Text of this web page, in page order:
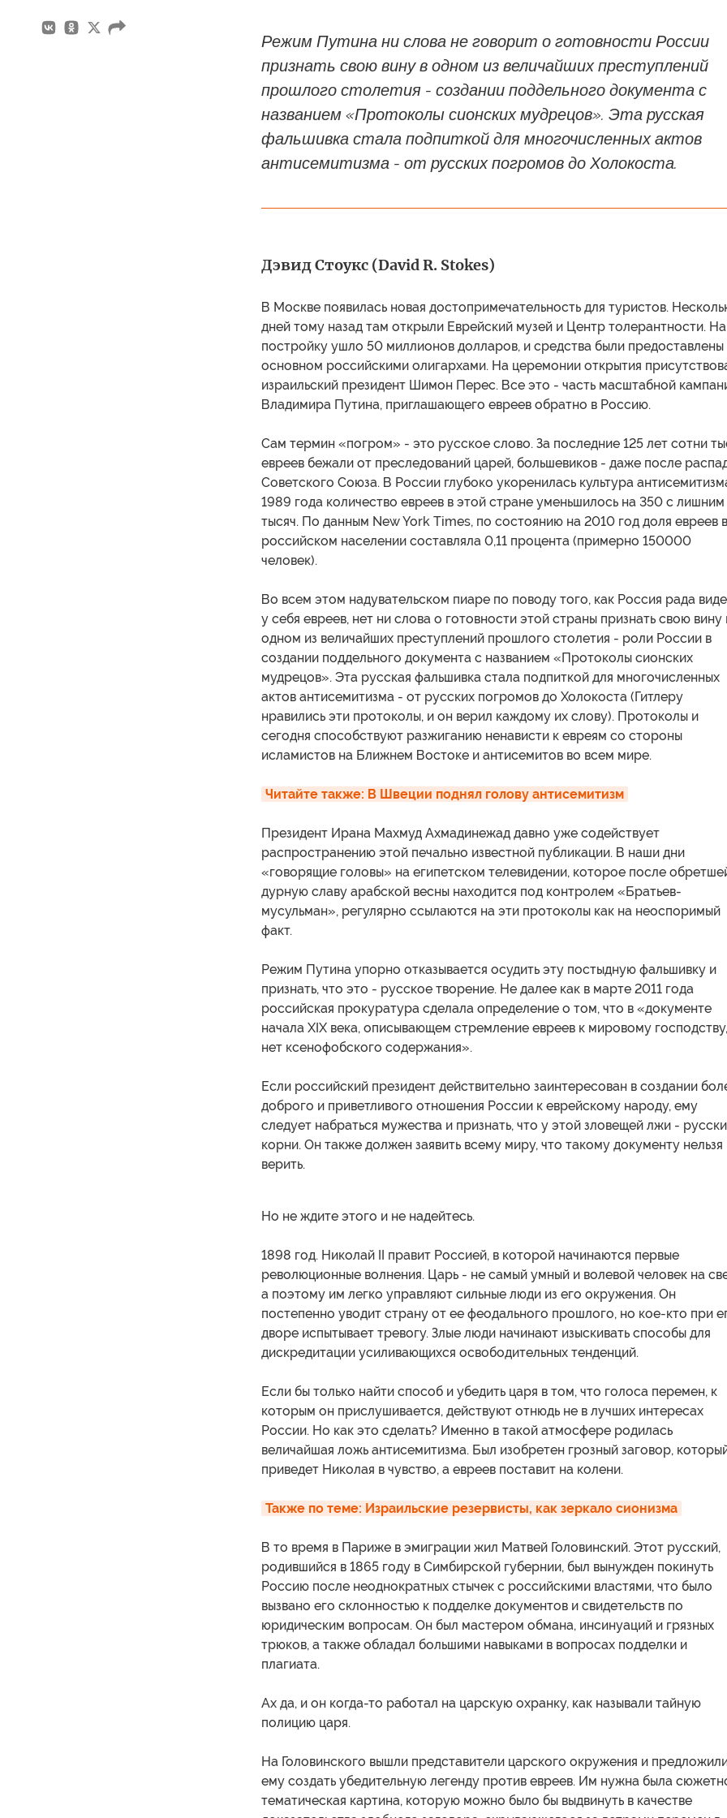
Режим Путина ни слова не говорит о готовности России
признать свою вину в одном из величайших преступлений
прошлого столетия - создании поддельного документа с
названием «Протоколы сионских мудрецов». Эта русская
фальшивка стала подпиткой для многочисленных актов
антисемитизма - от русских погромов до Холокоста.
Дэвид Стоукс (David R. Stokes)
В Москве появилась новая достопримечательность для туристов.
дней тому назад там открыли Еврейский музей и Центр толерантности. На
постройку ушло 50 миллионов долларов, и средства были предоставлены
основном российскими олигархами. На церемонии открытия
израильский президент Шимон Перес. Все это - часть масштабной
Владимира Путина, приглашающего евреев обратно в Россию.
Сам термин «погром» - это русское слово. За последние 125 лет сотни
евреев бежали от преследований царей, большевиков - даже после
Советского Союза. В России глубоко укоренилась культура
1989 года количество евреев в этой стране уменьшилось на 350 с лишним
тысяч. По данным New York Times, по состоянию на 2010 год доля евреев в
российском населении составляла 0,11 процента (примерно 150000
человек).
Во всем этом надувательском пиаре по поводу того, как Россия рада
у себя евреев, нет ни слова о готовности этой страны признать свою вину
одном из величайших преступлений прошлого столетия - роли России в
создании поддельного документа с названием «Протоколы сионских
мудрецов». Эта русская фальшивка стала подпиткой для многочисленных
актов антисемитизма - от русских погромов до Холокоста (Гитлеру
нравились эти протоколы, и он верил каждому их слову). Протоколы и
сегодня способствуют разжиганию ненависти к евреям со стороны
исламистов на Ближнем Востоке и антисемитов во всем мире.
Читайте также: В Швеции поднял голову антисемитизм
Президент Ирана Махмуд Ахмадинежад давно уже содействует
распространению этой печально известной публикации. В наши дни
«говорящие головы» на египетском телевидении, которое после
дурную славу арабской весны находится под контролем «Братьев-
мусульман», регулярно ссылаются на эти протоколы как на неоспоримый
факт.
Режим Путина упорно отказывается осудить эту постыдную фальшивку и
признать, что это - русское творение. Не далее как в марте 2011 года
российская прокуратура сделала определение о том, что в «документе
начала XIX века, описывающем стремление евреев к мировому господству,
нет ксенофобского содержания».
Если российский президент действительно заинтересован в создании
доброго и приветливого отношения России к еврейскому народу, ему
следует набраться мужества и признать, что у этой зловещей лжи -
корни. Он также должен заявить всему миру, что такому документу нельзя
верить.
Но не ждите этого и не надейтесь.
1898 год. Николай II правит Россией, в которой начинаются первые
революционные волнения. Царь - не самый умный и волевой человек на
а поэтому им легко управляют сильные люди из его окружения. Он
постепенно уводит страну от ее феодального прошлого, но кое-кто при
дворе испытывает тревогу. Злые люди начинают изыскивать способы для
дискредитации усиливающихся освободительных тенденций.
Если бы только найти способ и убедить царя в том, что голоса перемен, к
которым он прислушивается, действуют отнюдь не в лучших интересах
России. Но как это сделать? Именно в такой атмосфере родилась
величайшая ложь антисемитизма. Был изобретен грозный заговор,
приведет Николая в чувство, а евреев поставит на колени.
Также по теме: Израильские резервисты, как зеркало сионизма
В то время в Париже в эмиграции жил Матвей Головинский. Этот русский,
родившийся в 1865 году в Симбирской губернии, был вынужден покинуть
Россию после неоднократных стычек с российскими властями, что было
вызвано его склонностью к подделке документов и свидетельств по
юридическим вопросам. Он был мастером обмана, инсинуаций и грязных
трюков, а также обладал большими навыками в вопросах подделки и
плагиата.
Ах да, и он когда-то работал на царскую охранку, как называли тайную
полицию царя.
На Головинского вышли представители царского окружения и
ему создать убедительную легенду против евреев. Им нужна была
тематическая картина, которую можно было бы выдвинуть в качестве